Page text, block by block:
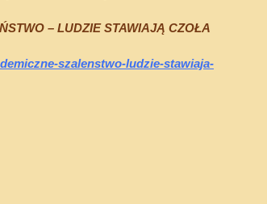
– LUDZIE STAWIAJĄ CZOŁA
szalenstwo-ludzie-stawiaja-